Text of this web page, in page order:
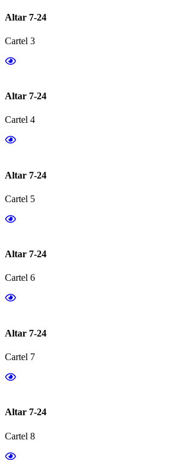
Altar 7-24
Cartel 3
Altar 7-24
Cartel 4
Altar 7-24
Cartel 5
Altar 7-24
Cartel 6
Altar 7-24
Cartel 7
Altar 7-24
Cartel 8